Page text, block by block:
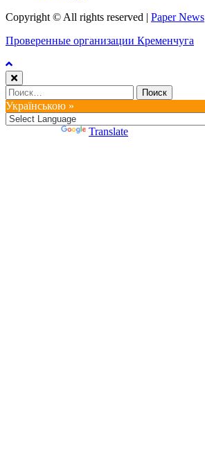
Copyright © All rights reserved | Paper News
Проверенные организации Кременчуга
Найти:
Українською »
Translate